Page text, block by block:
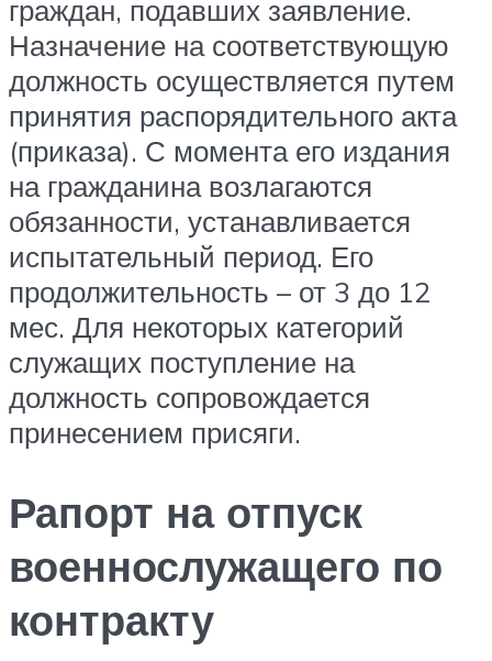
граждан, подавших заявление.
Назначение на соответствующую
должность осуществляется путем
принятия распорядительного акта
(приказа). С момента его издания
на гражданина возлагаются
обязанности, устанавливается
испытательный период. Его
продолжительность – от 3 до 12
мес. Для некоторых категорий
служащих поступление на
должность сопровождается
принесением присяги.
Рапорт на отпуск
военнослужащего по
контракту